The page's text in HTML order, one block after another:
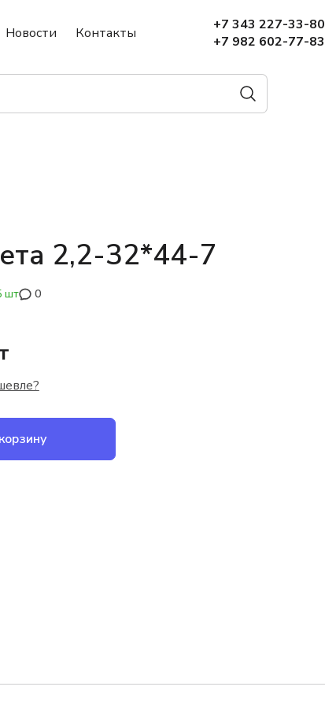
Новости Контакты
+7 343 227-33-80
+7 982 602-77-83
2,2-32*44-7
шт 0